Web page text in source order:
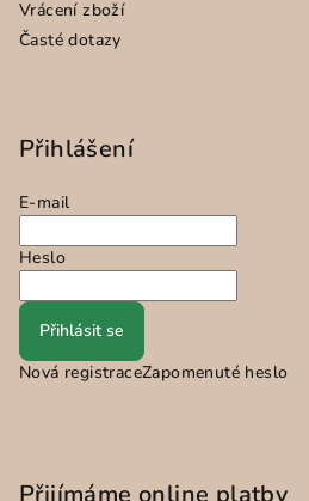
Vrácení zboží
Časté dotazy
Přihlášení
E-mail
Heslo
Přihlásit se
Nová registraceZapomenuté heslo
Přijímáme online platby